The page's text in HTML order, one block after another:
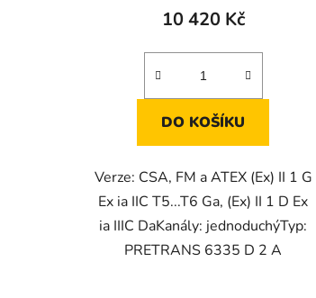
10 420 Kč
DO KOŠÍKU
Verze: CSA, FM a ATEX (Ex) II 1 G
Ex ia IIC T5...T6 Ga, (Ex) II 1 D Ex
ia IIIC DaKanály: jednoduchýTyp:
PRETRANS 6335 D 2 A